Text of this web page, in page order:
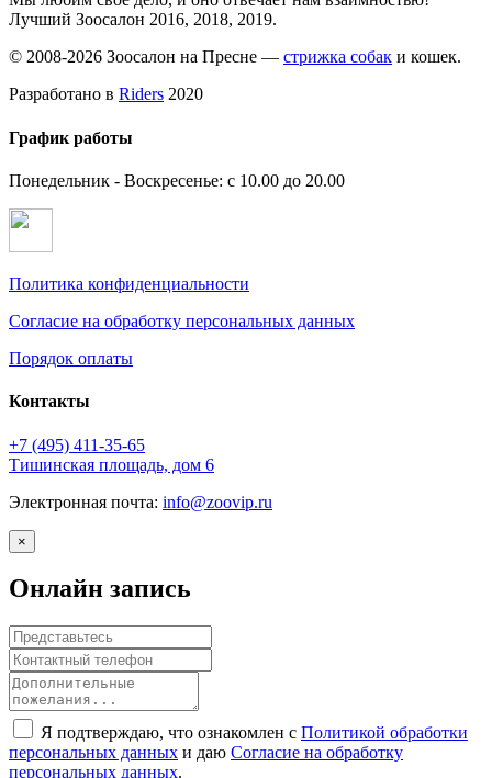
Лучший Зоосалон 2016, 2018, 2019.
© 2008-2026 Зоосалон на Пресне — стрижка собак и кошек.
Разработано в Riders 2020
График работы
Понедельник - Воскресенье: с 10.00 до 20.00
Политика конфиденциальности
Согласие на обработку персональных данных
Порядок оплаты
Контакты
+7 (495) 411-35-65
Тишинская площадь, дом 6
Электронная почта: info@zoovip.ru
×
Онлайн запись
Я подтверждаю, что ознакомлен с Политикой обработки
персональных данных и даю Согласие на обработку
персональных данных.